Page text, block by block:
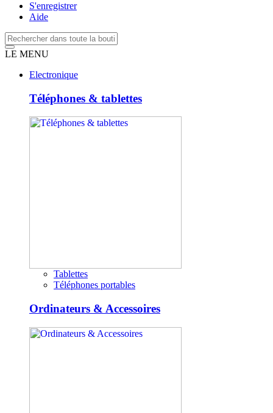
S'enregistrer
Aide
LE MENU
Electronique
Téléphones & tablettes
Tablettes
Téléphones portables
Ordinateurs & Accessoires